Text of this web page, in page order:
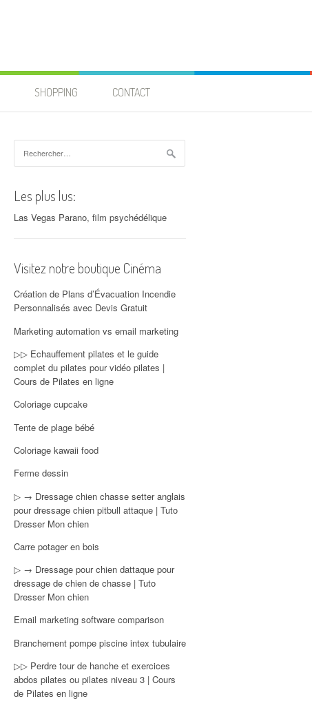
SHOPPING CONTACT
Les plus lus:
Las Vegas Parano, film psychédélique
Visitez notre boutique Cinéma
Création de Plans d’Évacuation Incendie
Personnalisés avec Devis Gratuit
Marketing automation vs email marketing
▷▷ Echauffement pilates et le guide
complet du pilates pour vidéo pilates |
Cours de Pilates en ligne
Coloriage cupcake
Tente de plage bébé
Coloriage kawaii food
Ferme dessin
▷ → Dressage chien chasse setter anglais
pour dressage chien pitbull attaque | Tuto
Dresser Mon chien
Carre potager en bois
▷ → Dressage pour chien dattaque pour
dressage de chien de chasse | Tuto
Dresser Mon chien
Email marketing software comparison
Branchement pompe piscine intex tubulaire
▷▷ Perdre tour de hanche et exercices
abdos pilates ou pilates niveau 3 | Cours
de Pilates en ligne